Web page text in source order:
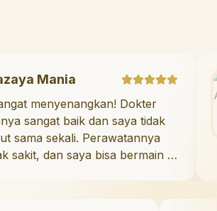
Mazaya Mania
"Sangat menyenangkan! Dokter
giginya sangat baik dan saya tidak
takut sama sekali. Perawatannya
tidak sakit, dan saya bisa bermain di